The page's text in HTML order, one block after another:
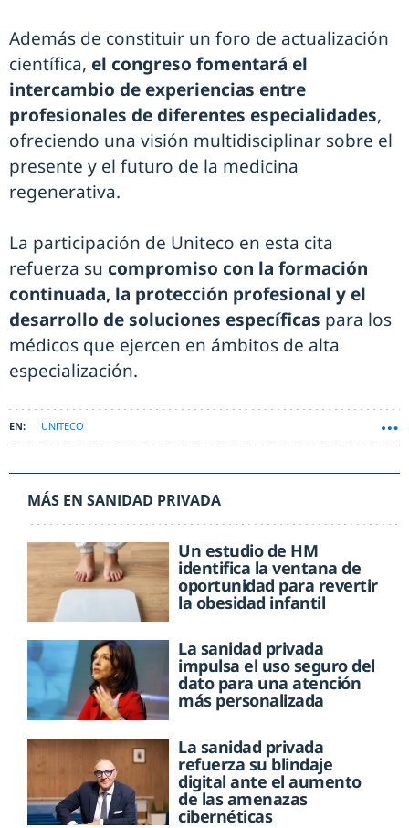
Además de constituir un foro de actualización
científica, el congreso fomentará el
intercambio de experiencias entre
profesionales de diferentes especialidades,
ofreciendo una visión multidisciplinar sobre el
presente y el futuro de la medicina
regenerativa.
La participación de Uniteco en esta cita
refuerza su compromiso con la formación
continuada, la protección profesional y el
desarrollo de soluciones específicas para los
médicos que ejercen en ámbitos de alta
especialización.
UNITECO
MÁS EN SANIDAD PRIVADA
Un estudio de HM
identifica la ventana de
oportunidad para revertir
la obesidad infantil
La sanidad privada
impulsa el uso seguro del
dato para una atención
más personalizada
La sanidad privada
refuerza su blindaje
digital ante el aumento
de las amenazas
cibernéticas